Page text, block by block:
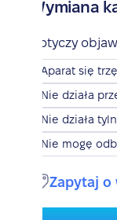
Wymiana
Dotyczy
Aparat się
Nie działa
Nie działa
Nie mogę
Zapytaj o